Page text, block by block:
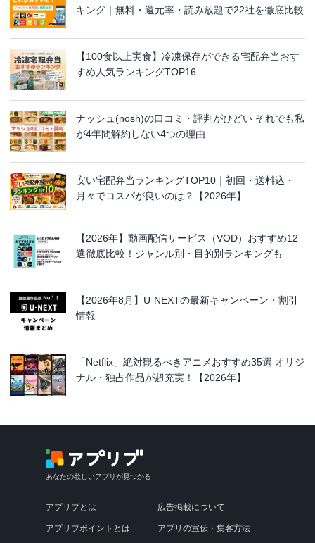
キング｜無料・還元率・読み放題で22社を徹底比較
【100食以上実食】冷凍保存ができる宅配弁当おす
すめ人気ランキングTOP16
ナッシュ(nosh)の口コミ・評判がひどい それでも私
が4年間解約しない4つの理由
安い宅配弁当ランキングTOP10｜初回・送料込・
月々でコスパが良いのは？【2026年】
【2026年】動画配信サービス（VOD）おすすめ12
選徹底比較！ジャンル別・目的別ランキングも
【2026年8月】U-NEXTの最新キャンペーン・割引
情報
「Netflix」絶対観るべきアニメおすすめ35選 オリジ
ナル・独占作品が超充実！【2026年】
あなたの欲しいアプリが見つかる
アプリブとは
アプリブポイントとは
広告掲載について
アプリの宣伝・集客方法